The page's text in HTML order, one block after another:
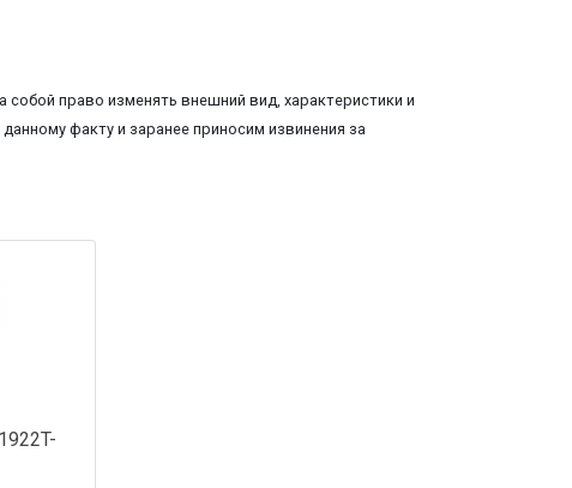
право изменять внешний вид, характеристики и
факту и заранее приносим извинения за